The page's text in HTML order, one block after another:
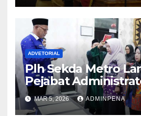
ADVETORIAL
Plh Sekda Metro
Pejabat
Pengawas
MAR 5, 2026 ADMINPENA